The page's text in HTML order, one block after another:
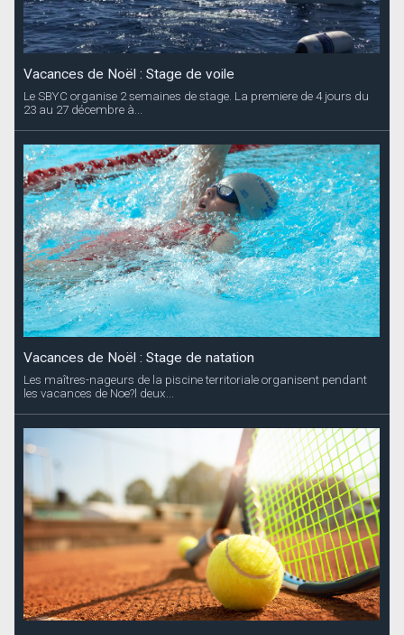
Vacances de Noël : Stage de voile
Le SBYC organise 2 semaines de stage. La premiere de 4 jours du
23 au 27 décembre à...
Vacances de Noël : Stage de natation
Les maîtres-nageurs de la piscine territoriale organisent pendant
les vacances de Noe?l deux...